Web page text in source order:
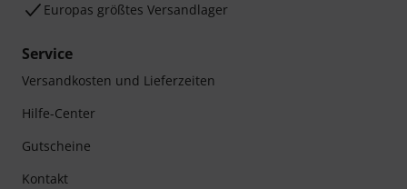
Europas größtes Versandlager
Service
Versandkosten und Lieferzeiten
Hilfe-Center
Gutscheine
Kontakt